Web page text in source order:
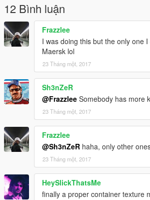
12 Bình luận
Frazzlee
I was doing this but the only one
Maersk lol
23 Tháng một, 2017
Sh3nZeR
@Frazzlee Somebody has more
23 Tháng một, 2017
Frazzlee
@Sh3nZeR haha, only other
23 Tháng một, 2017
HeySlickThatsMe
finally a proper container texture